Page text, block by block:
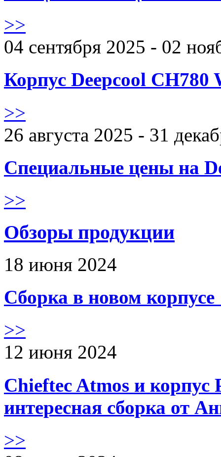
>>
04 сентября 2025 - 02
Корпус Deepcool CH780
>>
26 августа 2025 - 31
Специальные цены на
>>
Обзоры продукции
18 июня 2024
Сборка в новом
>>
12 июня 2024
Chieftec Atmos и корпус
интересная сборка от
>>